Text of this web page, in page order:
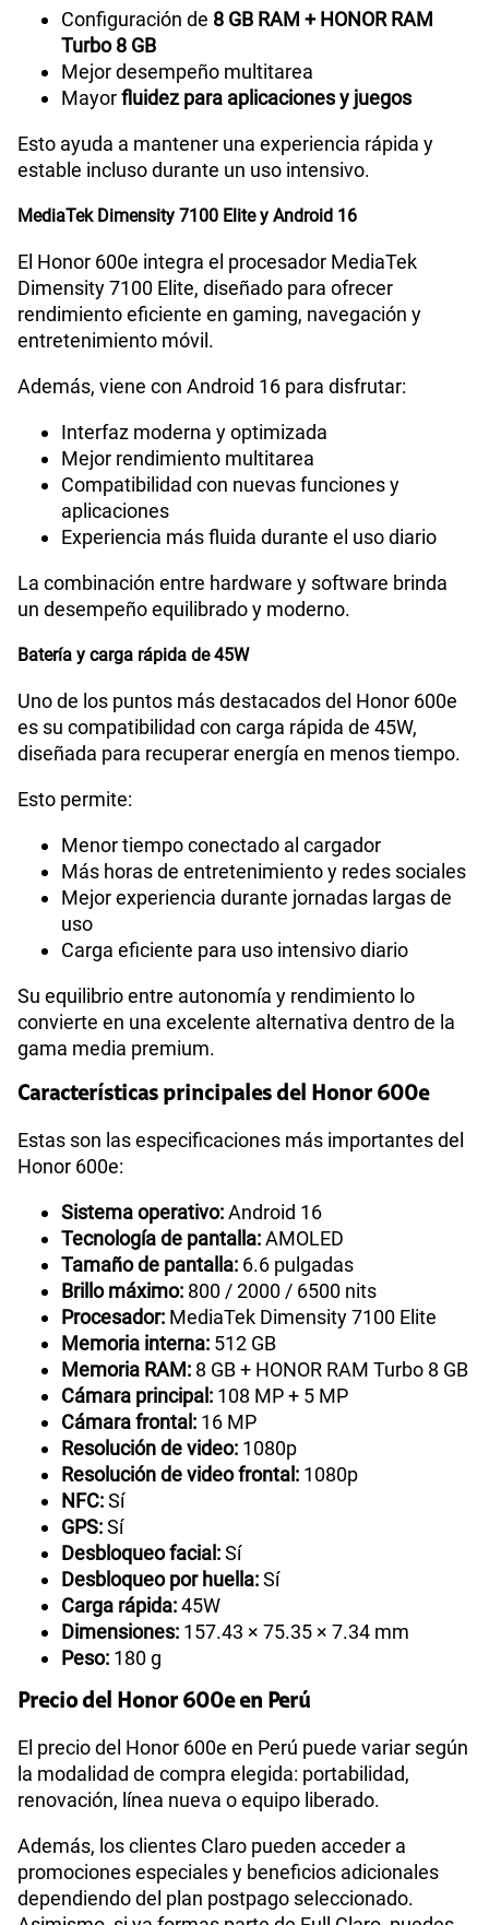
Configuración de 8 GB RAM + HONOR RAM
Turbo 8 GB
Mejor desempeño multitarea
Mayorfluidez para aplicaciones y juegos
Esto ayuda a mantener una experiencia rápida y
estable incluso durante un uso intensivo.
MediaTek Dimensity 7100 Elite y Android 16
El Honor 600e integra el procesador MediaTek
Dimensity 7100 Elite, diseñado para ofrecer
rendimiento eficiente en gaming, navegación y
entretenimiento móvil.
Además, viene con Android 16 para disfrutar:
Interfaz moderna y optimizada
Mejor rendimiento multitarea
Compatibilidad con nuevas funciones y
aplicaciones
Experiencia más fluida durante el uso diario
La combinación entre hardware y software brinda
un desempeño equilibrado y moderno.
Batería y carga rápida de 45W
Uno de los puntos más destacados del Honor 600e
es su compatibilidad con carga rápida de 45W,
diseñada para recuperar energía en menos tiempo.
Esto permite:
Menor tiempo conectado al cargador
Más horas de entretenimiento y redes sociales
Mejor experiencia durante jornadas largas de
uso
Carga eficiente para uso intensivo diario
Su equilibrio entre autonomía y rendimiento lo
convierte en una excelente alternativa dentro de la
gama media premium.
Características principales del Honor 600e
Estas son las especificaciones más importantes del
Honor 600e:
Sistema operativo:Android 16
Tecnología de pantalla:AMOLED
Tamaño de pantalla: 6.6 pulgadas
Brillo máximo: 800 / 2000 / 6500 nits
Procesador: MediaTek Dimensity 7100 Elite
Memoria interna: 512 GB
Memoria RAM: 8 GB + HONOR RAM Turbo 8 GB
Cámara principal: 108 MP + 5 MP
Cámara frontal: 16 MP
Resolución de video: 1080p
Resolución de video frontal: 1080p
NFC:Sí
GPS:Sí
Desbloqueo facial:Sí
Desbloqueo por huella:Sí
Carga rápida:45W
Dimensiones: 157.43 × 75.35 × 7.34 mm
Peso: 180 g
Precio del Honor 600e en Perú
El precio del Honor 600e en Perú puede variar según
la modalidad de compra elegida: portabilidad,
renovación, línea nueva o equipo liberado.
Además, los clientes Claro pueden acceder a
promociones especiales y beneficios adicionales
dependiendo del plan postpago seleccionado.